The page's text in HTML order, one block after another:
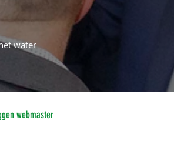
water
webmaster